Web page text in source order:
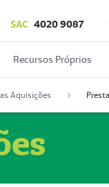
SAC 4020 9087
Recursos Próprios
Aquisições